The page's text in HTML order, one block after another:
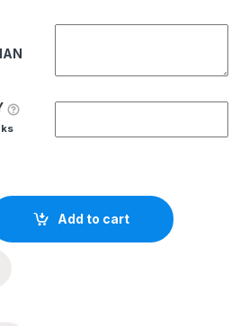
Add to cart